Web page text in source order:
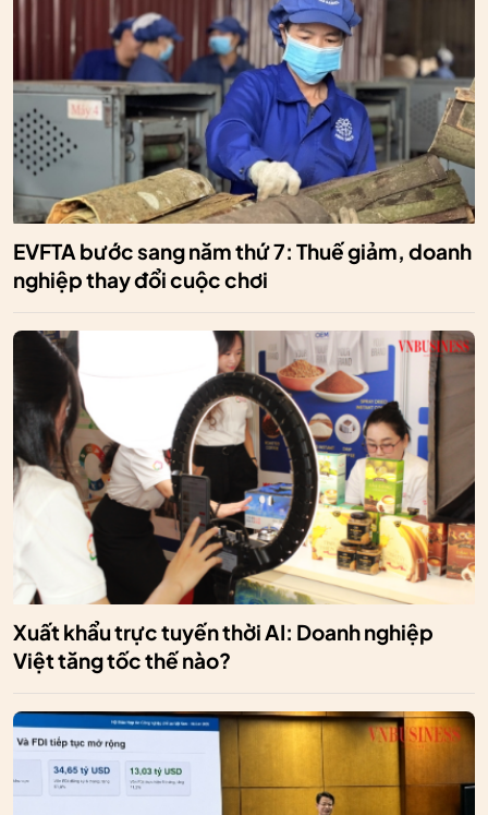
EVFTA bước sang năm thứ 7: Thuế giảm, doanh
nghiệp thay đổi cuộc chơi
Xuất khẩu trực tuyến thời AI: Doanh nghiệp
Việt tăng tốc thế nào?